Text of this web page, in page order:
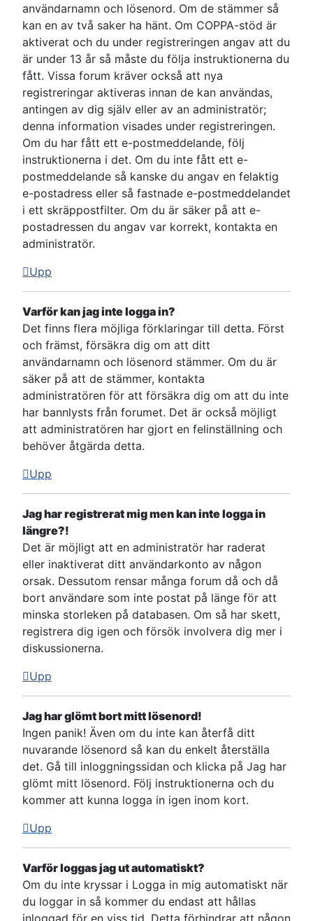
användarnamn och lösenord. Om de stämmer så
kan en av två saker ha hänt. Om COPPA-stöd är
aktiverat och du under registreringen angav att du
är under 13 år så måste du följa instruktionerna du
fått. Vissa forum kräver också att nya
registreringar aktiveras innan de kan användas,
antingen av dig själv eller av an administratör;
denna information visades under registreringen.
Om du har fått ett e-postmeddelande, följ
instruktionerna i det. Om du inte fått ett e-
postmeddelande så kanske du angav en felaktig
e-postadress eller så fastnade e-postmeddelandet
i ett skräppostfilter. Om du är säker på att e-
postadressen du angav var korrekt, kontakta en
administratör.
Upp
Varför kan jag inte logga in?
Det finns flera möjliga förklaringar till detta. Först
och främst, försäkra dig om att ditt
användarnamn och lösenord stämmer. Om du är
säker på att de stämmer, kontakta
administratören för att försäkra dig om att du inte
har bannlysts från forumet. Det är också möjligt
att administratören har gjort en felinställning och
behöver åtgärda detta.
Upp
Jag har registrerat mig men kan inte logga in
längre?!
Det är möjligt att en administratör har raderat
eller inaktiverat ditt användarkonto av någon
orsak. Dessutom rensar många forum då och då
bort användare som inte postat på länge för att
minska storleken på databasen. Om så har skett,
registrera dig igen och försök involvera dig mer i
diskussionerna.
Upp
Jag har glömt bort mitt lösenord!
Ingen panik! Även om du inte kan återfå ditt
nuvarande lösenord så kan du enkelt återställa
det. Gå till inloggningssidan och klicka på Jag har
glömt mitt lösenord. Följ instruktionerna och du
kommer att kunna logga in igen inom kort.
Upp
Varför loggas jag ut automatiskt?
Om du inte kryssar i Logga in mig automatiskt när
du loggar in så kommer du endast att hållas
inloggad för en viss tid. Detta förhindrar att någon